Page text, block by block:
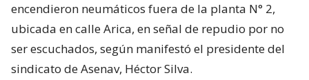
encendieron neumáticos fuera de la planta N° 2,
ubicada en calle Arica, en señal de repudio por no
ser escuchados, según manifestó el presidente del
sindicato de Asenav, Héctor Silva.